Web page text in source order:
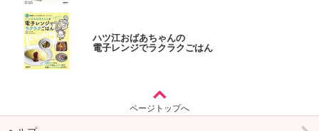
ハツ江おばあちゃんの
電子レンジでラクラクごはん
ページトップへ